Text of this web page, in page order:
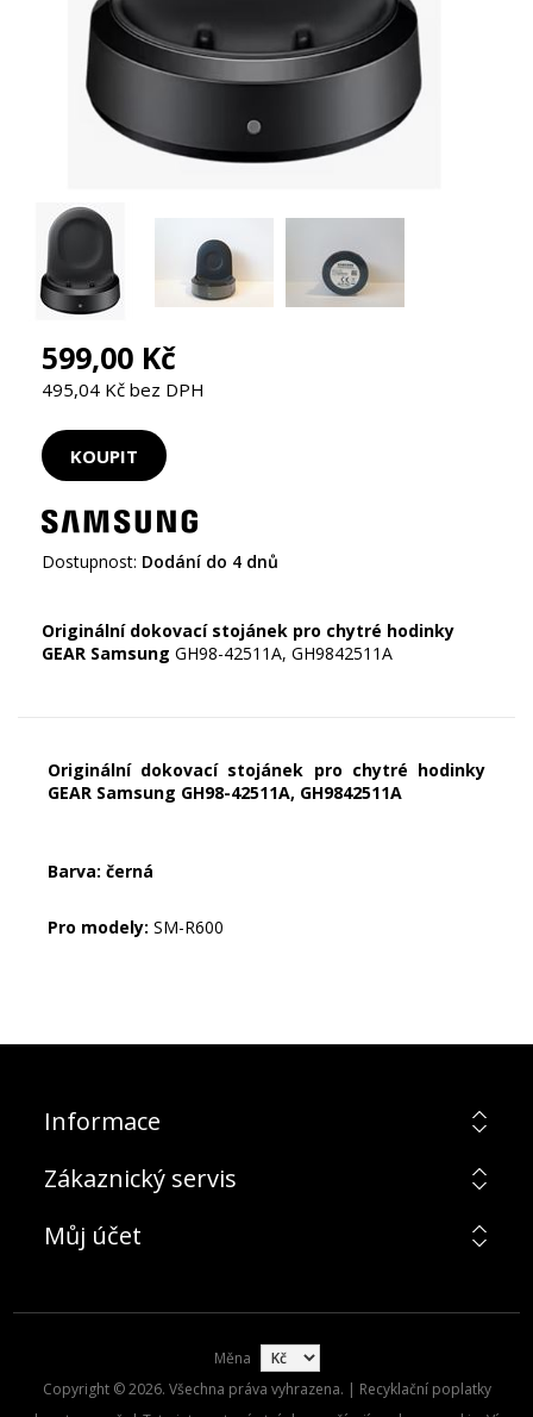
599,00 Kč
495,04 Kč bez DPH
Dostupnost: Dodání do 4 dnů
Originální dokovací stojánek pro chytré hodinky
GEAR Samsung GH98-42511A, GH9842511A
Originální dokovací stojánek pro chytré hodinky
GEAR Samsung GH98-42511A, GH9842511A
Barva: černá
Pro modely: SM-R600
Informace
Zákaznický servis
Můj účet
Měna
Copyright © 2026. Všechna práva vyhrazena. | Recyklační poplatky